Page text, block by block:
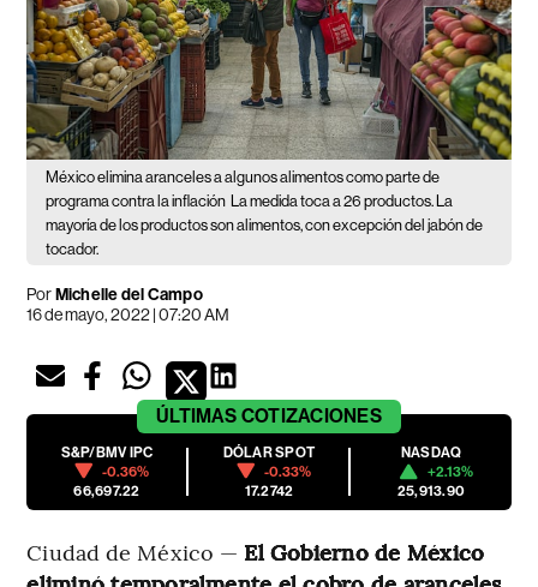
México elimina aranceles a algunos alimentos como parte de
programa contra la inflación
La medida toca a 26 productos. La
mayoría de los productos son alimentos, con excepción del jabón de
tocador.
PorMichelle del Campo
16 de mayo, 2022 | 07:20 AM
ÚLTIMAS COTIZACIONES
S&P/BMV IPC
-0.36%
66,697.22
DÓLAR SPOT
-0.33%
17.2742
NASDAQ
+2.13%
25,913.90
Ciudad de México — El Gobierno de México